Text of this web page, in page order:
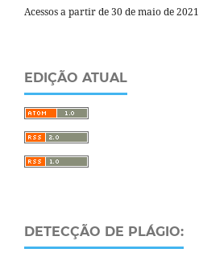
Acessos a partir de 30 de maio de 2021
EDIÇÃO ATUAL
DETECÇÃO DE PLÁGIO: